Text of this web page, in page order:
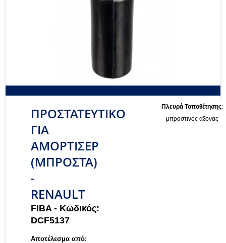
ΠΡΟΣΤΑΤΕΥΤΙΚΟ
ΓΙΑ
ΑΜΟΡΤΙΣΕΡ
(ΜΠΡΟΣΤΑ)
-
RENAULT
FIBA - Κωδικός:
DCF5137
Αποτέλεσμα από:
Πλευρά Τοποθέτησης:
μπροστινός άξονας